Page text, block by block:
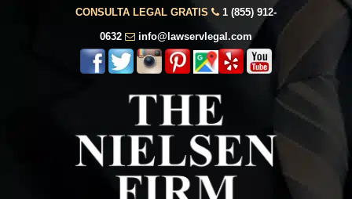
CONSULTA LEGAL GRATIS 1 (855) 912-
0632 info@lawservlegal.com